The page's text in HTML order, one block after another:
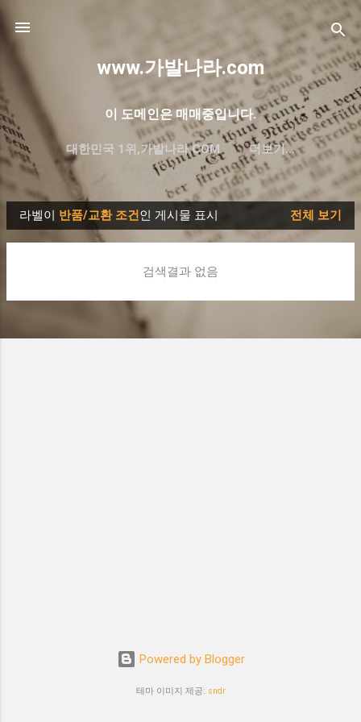
www.가발나라.com
이 도메인은 매매중입니다.
대한민국 1위,가발나라.COM 더보기…
프리미엄 한글 도메인 대방출
글
라벨이 반품/교환 조건인 게시물 표시 전체 보기
검색결과 없음
Powered by Blogger
테마 이미지 제공: sndr